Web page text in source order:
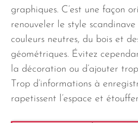
graphiques. C’est une façon
renouveler le style scandinave
couleurs neutres, du bois et
géométriques. Évitez
la décoration ou d’ajouter
Trop d’informations à
rapetissent l’espace et